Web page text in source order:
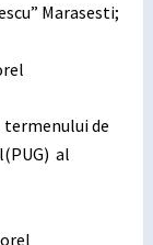
Marasesti;
de
al